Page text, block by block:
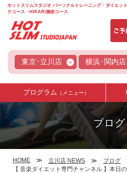
ホットスリムスタジオ パーソナルトレーニング・ダイエッ
テコース・HIKARI施術コース
東京･立川店 横浜･関内店
プログラム （メニュー）
ブログ
HOME 立川店 NEWS
ブログ
【 音楽ダイエット専門チャンネル 】本日